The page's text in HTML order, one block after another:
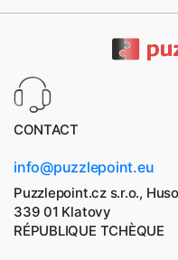
CONTACT
info@puzzlepoint.eu
Puzzlepoint.cz s.r.o.,
339 01 Klatovy
RÉPUBLIQUE TCHÈQUE